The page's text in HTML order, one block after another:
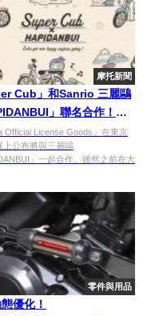
摩托新聞
Cub」和Sanrio 三麗鷗
」聯名合作！
Webike 摩托車展】
Official License Goods」在東京
上公布將與三麗鷗
」一起合作。雖然之前在大
零件與用品
優化！